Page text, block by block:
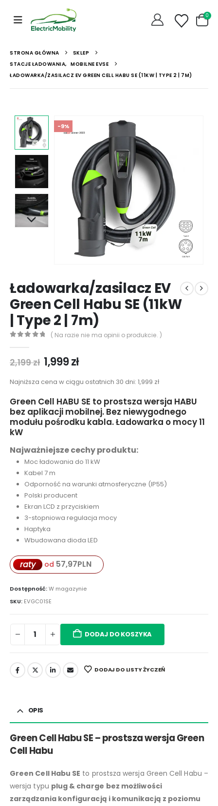
0
STRONA GŁÓWNA
SKLEP
STACJE ŁADOWANIA, MOBILNE EVSE
ŁADOWARKA/ZASILACZ EV GREEN CELL HABU SE (11KW | TYPE 2 | 7M)
-9%
Ładowarka/zasilacz EV
Green Cell Habu SE (11kW
| Type 2 | 7m)
( Na razie nie ma opinii o produkcie. )
2,199zł Pierwotna
cena
wynosiła:
1,999złAktualna
wynosi:
Najniższa cena w ciągu ostatnich 30 dni: 1,999 zł
Green Cell HABU SE to prostsza wersja HABU
bez aplikacji mobilnej. Bez niewygodnego
modułu pośrodku kabla. Ładowarka o mocy 11
kW
Najważniejsze cechy produktu:
Moc ładowania do 11 kW
Kabel 7 m
Odporność na warunki atmosferyczne (IP55)
Polski producent
Ekran LCD z przyciskiem
3-stopniowa regulacja mocy
Haptyka
Wbudowana dioda LED
raty od 57,97PLN
Dostępność:W magazynie
SKU: EVGC01SE
DODAJ DO KOSZYKA
DODAJ DO LISTY ŻYCZEŃ
OPIS
Green Cell Habu SE – prostsza wersja Green
Cell Habu
Green Cell Habu SE to prostsza wersja Green Cell Habu –
wersja typu plug & charge bez możliwości
zarządzania konfiguracją i komunikacją z poziomu